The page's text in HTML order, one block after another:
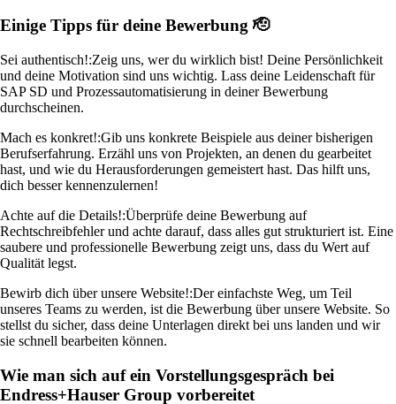
Einige Tipps für deine Bewerbung 🫡
Sei authentisch!:Zeig uns, wer du wirklich bist! Deine Persönlichkeit
und deine Motivation sind uns wichtig. Lass deine Leidenschaft für
SAP SD und Prozessautomatisierung in deiner Bewerbung
durchscheinen.
Mach es konkret!:Gib uns konkrete Beispiele aus deiner bisherigen
Berufserfahrung. Erzähl uns von Projekten, an denen du gearbeitet
hast, und wie du Herausforderungen gemeistert hast. Das hilft uns,
dich besser kennenzulernen!
Achte auf die Details!:Überprüfe deine Bewerbung auf
Rechtschreibfehler und achte darauf, dass alles gut strukturiert ist. Eine
saubere und professionelle Bewerbung zeigt uns, dass du Wert auf
Qualität legst.
Bewirb dich über unsere Website!:Der einfachste Weg, um Teil
unseres Teams zu werden, ist die Bewerbung über unsere Website. So
stellst du sicher, dass deine Unterlagen direkt bei uns landen und wir
sie schnell bearbeiten können.
Wie man sich auf ein Vorstellungsgespräch bei
Endress+Hauser Group vorbereitet